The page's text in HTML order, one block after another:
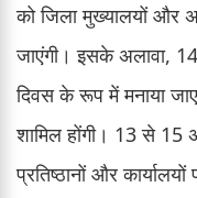
को जिला मुख्यालयों और
जाएंगी। इसके अलावा,
दिवस के रूप में मनाया
शामिल होंगी। 13 से 15
प्रतिष्ठानों और